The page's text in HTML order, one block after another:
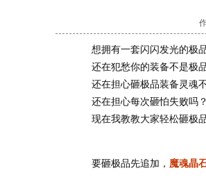
想拥有一套闪闪发光的极
还在犯愁你的装备不是极
还在担心砸极品装备灵魂
还在担心每次砸怕失败吗
现在我教教大家轻松砸极
要砸极品先追加， 魔魂晶